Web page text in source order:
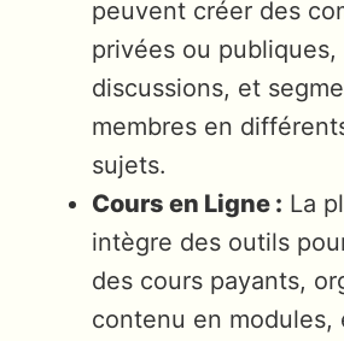
peuvent créer des
privées ou
discussions, et
membres en
sujets.
Cours en Ligne : La
intègre des outils
des cours payants,
contenu en modules,